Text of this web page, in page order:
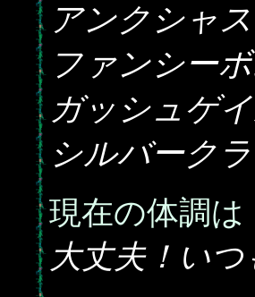
アンクシャ
ファンシー
ガッシュゲ
シルバーク
現在の体調は
大丈夫！い